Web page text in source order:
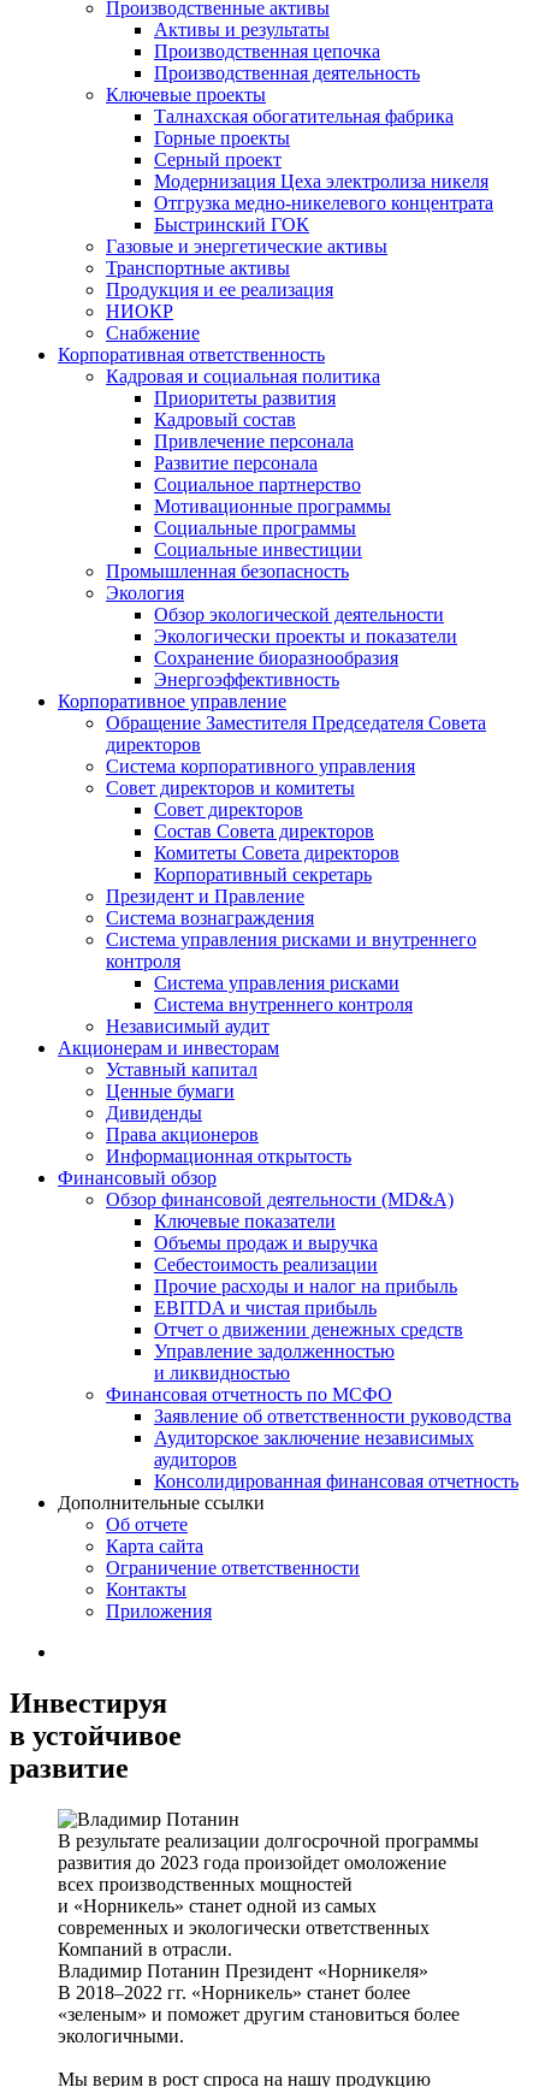
Производственные активы
Активы и результаты
Производственная цепочка
Производственная деятельность
Ключевые проекты
Талнахская обогатительная фабрика
Горные проекты
Серный проект
Модернизация Цеха электролиза никеля
Отгрузка медно-никелевого концентрата
Быстринский ГОК
Газовые и энергетические активы
Транспортные активы
Продукция и ее реализация
НИОКР
Снабжение
Корпоративная ответственность
Кадровая и социальная политика
Приоритеты развития
Кадровый состав
Привлечение персонала
Развитие персонала
Социальное партнерство
Мотивационные программы
Социальные программы
Социальные инвестиции
Промышленная безопасность
Экология
Обзор экологической деятельности
Экологически проекты и показатели
Сохранение биоразнообразия
Энергоэффективность
Корпоративное управление
Обращение Заместителя Председателя Совета
директоров
Система корпоративного управления
Совет директоров и комитеты
Совет директоров
Состав Совета директоров
Комитеты Совета директоров
Корпоративный секретарь
Президент и Правление
Система вознаграждения
Система управления рисками и внутреннего
контроля
Система управления рисками
Система внутреннего контроля
Независимый аудит
Акционерам и инвесторам
Уставный капитал
Ценные бумаги
Дивиденды
Права акционеров
Информационная открытость
Финансовый обзор
Обзор финансовой деятельности (MD&A)
Ключевые показатели
Объемы продаж и выручка
Себестоимость реализации
Прочие расходы и налог на прибыль
EBITDA и чистая прибыль
Отчет о движении денежных средств
Управление задолженностью
и ликвидностью
Финансовая отчетность по МСФО
Заявление об ответственности руководства
Аудиторское заключение независимых
аудиторов
Консолидированная финансовая отчетность
Дополнительные ссылки
Об отчете
Карта сайта
Ограничение ответственности
Контакты
Приложения
Инвестируя
в устойчивое
развитие
В результате реализации долгосрочной программы
развития до 2023 года произойдет омоложение
всех производственных мощностей
и «Норникель» станет одной из самых
современных и экологически ответственных
Компаний в отрасли.
Владимир Потанин Президент «Норникеля»
В 2018–2022 гг. «Норникель» станет более
«зеленым» и поможет другим становиться более
экологичными.
Мы верим в рост спроса на нашу продукцию